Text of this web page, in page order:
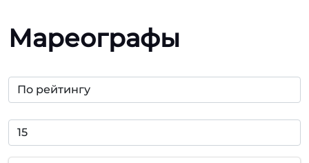
Мареографы